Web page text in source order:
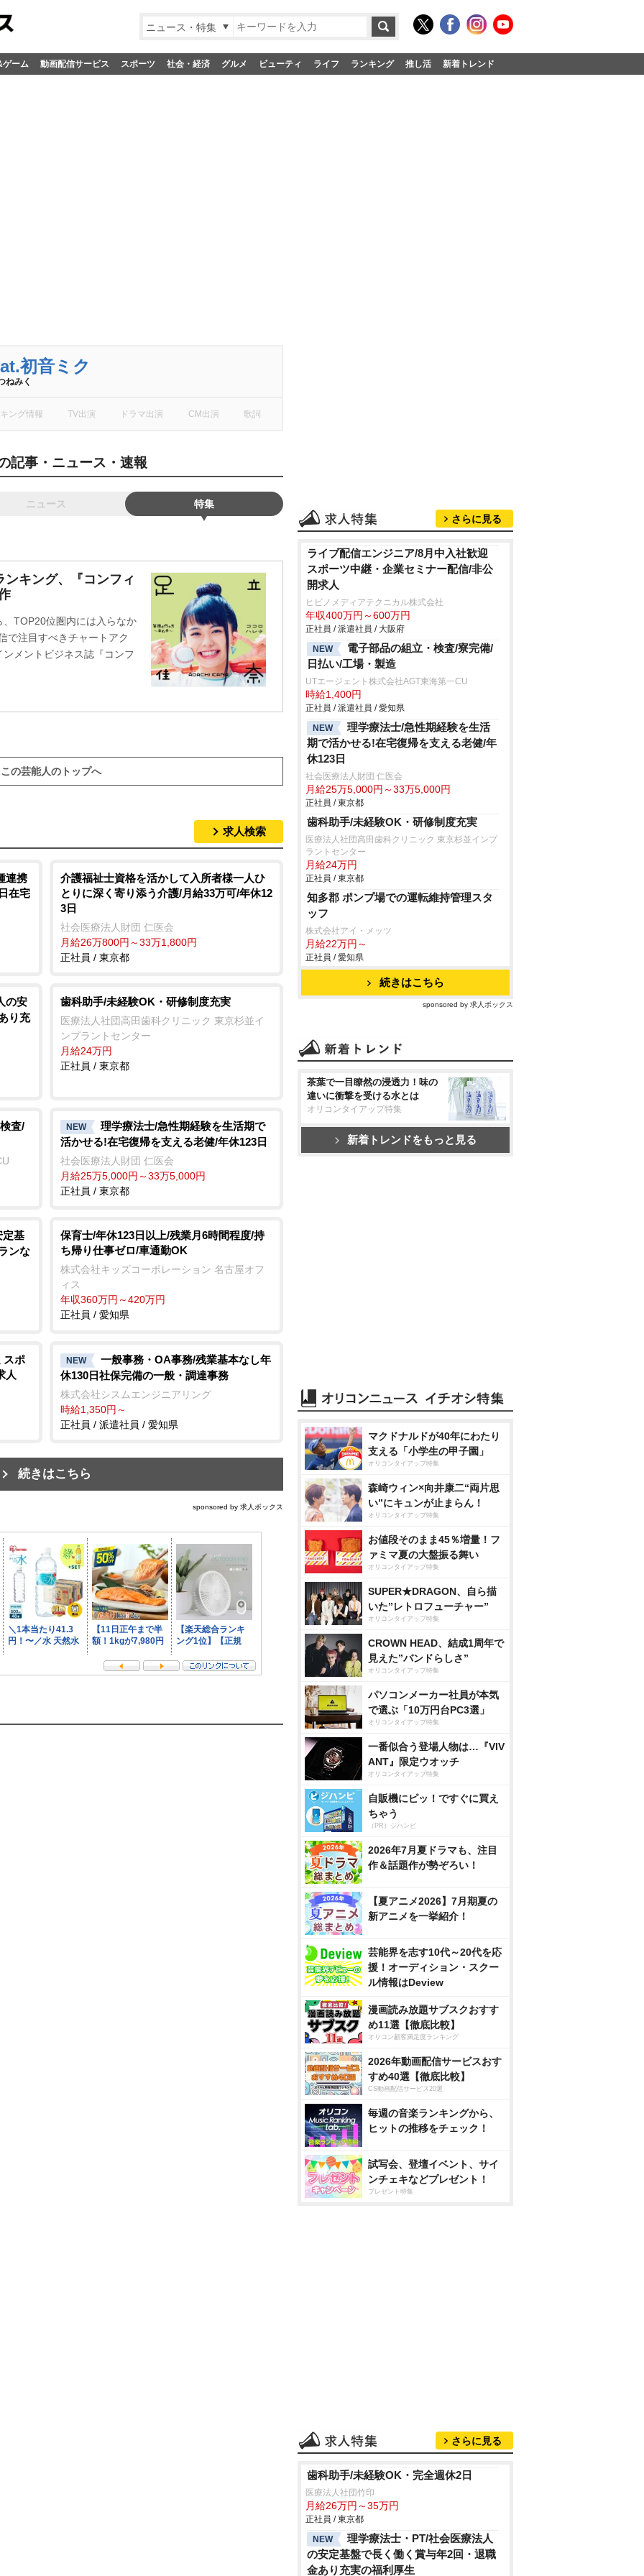
ニュース・特集
ゲーム 動画配信サービス スポーツ 社会・経済 グルメ ビューティ ライフ ランキング 推し活 新着トレンド
初音ミク
ねみく
ング情報 TV出演 ドラマ出演 CM出演 歌詞
事・ニュース・速報
ニュース 特集
キング、『コンフィ
TOP20位圏内には入らなか
で注目すべきチャートアク
メントビジネス誌『コンフ
この芸能人のトップへ
求人検索
連携
在宅
介護福祉士資格を活かして入所者様一人ひ
とりに深く寄り添う介護/月給33万可/年休12
3日
社会医療法人財団 仁医会
月給26万800円～33万1,800円
正社員 / 東京都
の安
り充
歯科助手/未経験OK・研修制度充実
医療法人社団高田歯科クリニック 東京杉並イ
ンプラントセンター
月給24万円
正社員 / 東京都
査/ NEW
理学療法士/急性期経験を生活期で
活かせる!在宅復帰を支える老健/年休123日
社会医療法人財団 仁医会
月給25万5,000円～33万5,000円
正社員 / 東京都
定基
ンな
保育士/年休123日以上/残業月6時間程度/持
ち帰り仕事ゼロ/車通勤OK
株式会社キッズコーポレーション 名古屋オフ
ィス
年収360万円～420万円
正社員 / 愛知県
スポ
人
NEW
一般事務・OA事務/残業基本なし年
休130日社保完備の一般・調達事務
株式会社シスムエンジニアリング
時給1,350円～
正社員 / 派遣社員 / 愛知県
続きはこちら
sponsored by 求人ボックス
さらに見る
ライブ配信エンジニア/8月中入社歓迎
スポーツ中継・企業セミナー配信/非公
開求人
ヒビノメディアテクニカル株式会社
年収400万円～600万円
正社員 / 派遣社員 / 大阪府
NEW
電子部品の組立・検査/寮完備/
日払い/工場・製造
UTエージェント株式会社AGT東海第一CU
時給1,400円
正社員 / 派遣社員 / 愛知県
NEW
理学療法士/急性期経験を生活
期で活かせる!在宅復帰を支える老健/年
休123日
社会医療法人財団 仁医会
月給25万5,000円～33万5,000円
正社員 / 東京都
歯科助手/未経験OK・研修制度充実
医療法人社団高田歯科クリニック 東京杉並インプ
ラントセンター
月給24万円
正社員 / 東京都
知多郡 ポンプ場での運転維持管理スタ
ッフ
株式会社アイ・メッツ
月給22万円～
正社員 / 愛知県
続きはこちら
sponsored by 求人ボックス
茶葉で一目瞭然の浸透力！味の
違いに衝撃を受ける水とは
オリコンタイアップ特集
新着トレンドをもっと見る
マクドナルドが40年にわたり
支える「小学生の甲子園」
オリコンタイアップ特集
森崎ウィン×向井康二“両片思
い”にキュンが止まらん！
オリコンタイアップ特集
お値段そのまま45％増量！フ
ァミマ夏の大盤振る舞い
オリコンタイアップ特集
SUPER★DRAGON、自ら描
いた”レトロフューチャー”
オリコンタイアップ特集
CROWN HEAD、結成1周年で
見えた”バンドらしさ”
オリコンタイアップ特集
パソコンメーカー社員が本気
で選ぶ「10万円台PC3選」
オリコンタイアップ特集
一番似合う登場人物は…『VIV
ANT』限定ウオッチ
オリコンタイアップ特集
自販機にピッ！ですぐに買え
ちゃう
（PR）ジハンピ
2026年7月夏ドラマも、注目
作＆話題作が勢ぞろい！
【夏アニメ2026】7月期夏の
新アニメを一挙紹介！
芸能界を志す10代～20代を応
援！オーディション・スクー
ル情報はDeview
漫画読み放題サブスクおすす
め11選【徹底比較】
オリコン顧客満足度ランキング
2026年動画配信サービスおす
すめ40選【徹底比較】
CS動画配信サービス20選
毎週の音楽ランキングから、
ヒットの推移をチェック！
試写会、登壇イベント、サイ
ンチェキなどプレゼント！
プレゼント特集
さらに見る
歯科助手/未経験OK・完全週休2日
医療法人社団竹印
月給26万円～35万円
正社員 / 東京都
NEW
理学療法士・PT/社会医療法人
の安定基盤で長く働く賞与年2回・退職
金あり充実の福利厚生